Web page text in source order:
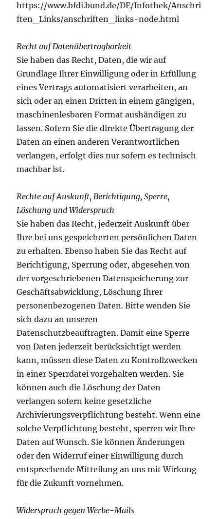
https://www.bfdi.bund.de/DE/Infothek/Anschri
ften_Links/anschriften_links-node.html
Recht auf Datenübertragbarkeit
Sie haben das Recht, Daten, die wir auf
Grundlage Ihrer Einwilligung oder in Erfüllung
eines Vertrags automatisiert verarbeiten, an
sich oder an einen Dritten in einem gängigen,
maschinenlesbaren Format aushändigen zu
lassen. Sofern Sie die direkte Übertragung der
Daten an einen anderen Verantwortlichen
verlangen, erfolgt dies nur sofern es technisch
machbar ist.
Rechte auf Auskunft, Berichtigung, Sperre,
Löschung und Widerspruch
Sie haben das Recht, jederzeit Auskunft über
Ihre bei uns gespeicherten persönlichen Daten
zu erhalten. Ebenso haben Sie das Recht auf
Berichtigung, Sperrung oder, abgesehen von
der vorgeschriebenen Datenspeicherung zur
Geschäftsabwicklung, Löschung Ihrer
personenbezogenen Daten. Bitte wenden Sie
sich dazu an unseren
Datenschutzbeauftragten. Damit eine Sperre
von Daten jederzeit berücksichtigt werden
kann, müssen diese Daten zu Kontrollzwecken
in einer Sperrdatei vorgehalten werden. Sie
können auch die Löschung der Daten
verlangen sofern keine gesetzliche
Archivierungsverpflichtung besteht. Wenn eine
solche Verpflichtung besteht, sperren wir Ihre
Daten auf Wunsch. Sie können Änderungen
oder den Widerruf einer Einwilligung durch
entsprechende Mitteilung an uns mit Wirkung
für die Zukunft vornehmen.
Widerspruch gegen Werbe-Mails